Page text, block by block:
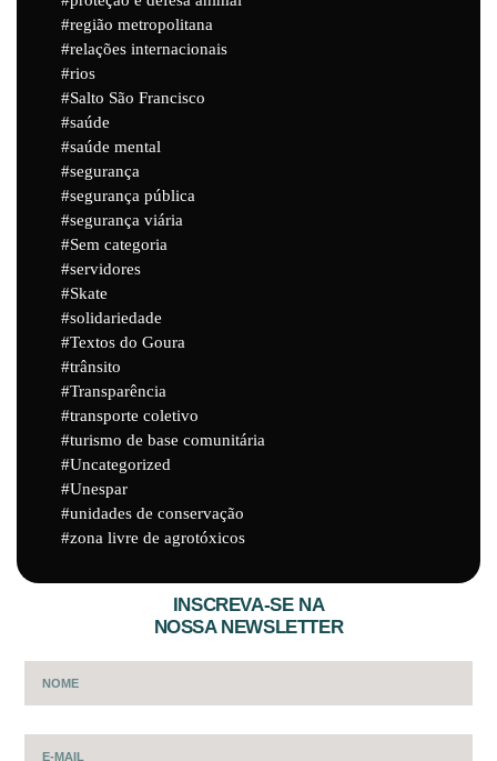
região metropolitana
relações internacionais
rios
Salto São Francisco
saúde
saúde mental
segurança
segurança pública
segurança viária
Sem categoria
servidores
Skate
solidariedade
Textos do Goura
trânsito
Transparência
transporte coletivo
turismo de base comunitária
Uncategorized
Unespar
unidades de conservação
zona livre de agrotóxicos
INSCREVA-SE NA
NOSSA NEWSLETTER